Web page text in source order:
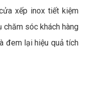
xếp inox tiết kiệm
chăm sóc khách hàng
đem lại hiệu quả tích